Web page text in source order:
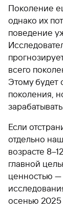
Поколение
однако их
поведение
всего
Этому будет
поколения,
Если
отдельно
возрасте
главной
ценностью —
осенью 2025